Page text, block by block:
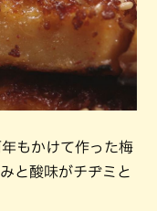
もかけて作った梅
と酸味がチヂミと